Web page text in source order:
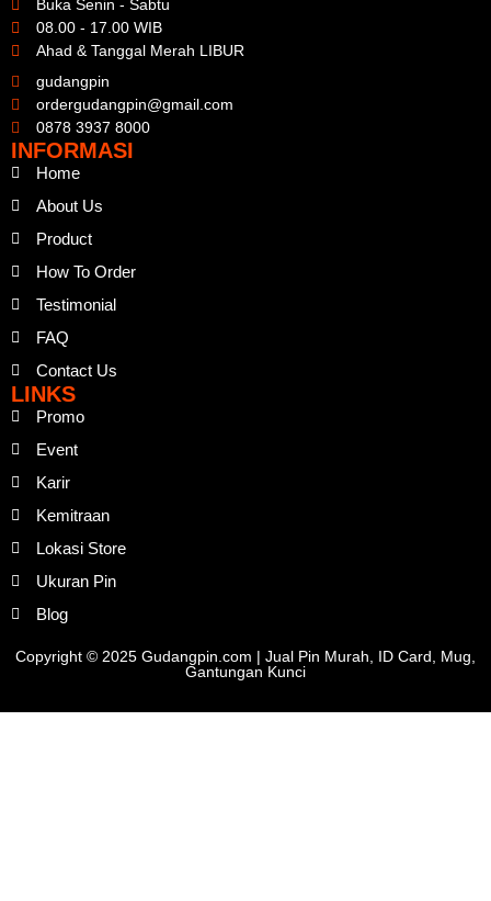
Buka Senin - Sabtu
08.00 - 17.00 WIB
Ahad & Tanggal Merah LIBUR
gudangpin
ordergudangpin@gmail.com
0878 3937 8000
INFORMASI
Home
About Us
Product
How To Order
Testimonial
FAQ
Contact Us
LINKS
Promo
Event
Karir
Kemitraan
Lokasi Store
Ukuran Pin
Blog
Copyright © 2025 Gudangpin.com | Jual Pin Murah, ID Card, Mug,
Gantungan Kunci